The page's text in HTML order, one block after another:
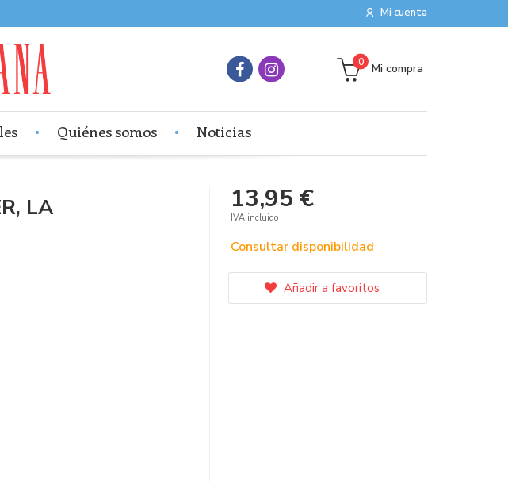
Mi cuenta
Mi compra
0
Quiénes somos Noticias
LA 13,95 €
IVA incluido
Consultar disponibilidad
Añadir a favoritos